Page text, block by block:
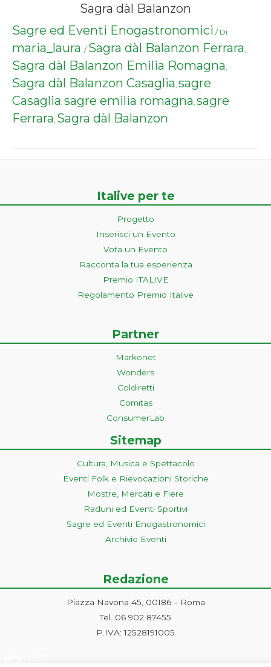
Sagra dàl Balanzon
Sagre ed Eventi Enogastronomici / Di
maria_laura / Sagra dàl Balanzon Ferrara,
Sagra dàl Balanzon Emilia Romagna,
Sagra dàl Balanzon Casaglia, sagre
Casaglia, sagre emilia romagna, sagre
Ferrara, Sagra dàl Balanzon
Italive per te
Progetto
Inserisci un Evento
Vota un Evento
Racconta la tua esperienza
Premio ITALIVE
Regolamento Premio Italive
Partner
Markonet
Wonders
Coldiretti
Comitas
ConsumerLab
Sitemap
Cultura, Musica e Spettacolo
Eventi Folk e Rievocazioni Storiche
Mostre, Mercati e Fiere
Raduni ed Eventi Sportivi
Sagre ed Eventi Enogastronomici
Archivio Eventi
Redazione
Piazza Navona 45, 00186 – Roma
Tel. 06 902 87455
P.IVA: 12528191005